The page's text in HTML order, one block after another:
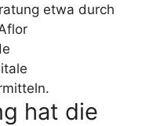
etwa durch
hat die